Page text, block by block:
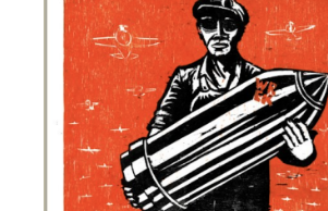
J'accepte lestermes et conditions
* Champ obligatoire